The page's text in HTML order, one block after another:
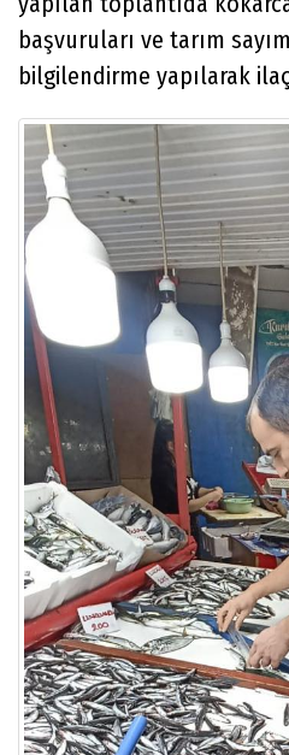
başvuruları ve tarım
bilgilendirme yapılarak